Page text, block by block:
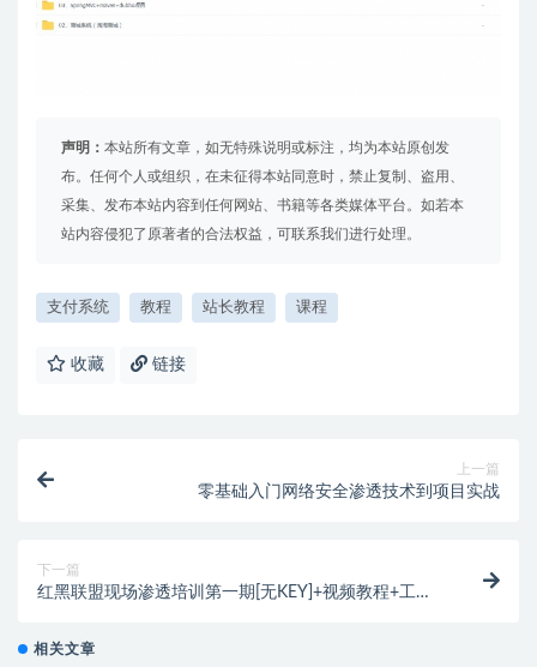
声明： 本站所有文章，如无特殊说明或标注，均为本站原创发
布。任何个人或组织，在未征得本站同意时，禁止复制、盗用、
采集、发布本站内容到任何网站、书籍等各类媒体平台。如若本
站内容侵犯了原著者的合法权益，可联系我们进行处理。
支付系统 教程 站长教程 课程
收藏 链接
上一篇
零基础入门网络安全渗透技术到项目实战
下一篇
红黑联盟现场渗透培训第一期[无KEY]+视频教程+工具
相关文章